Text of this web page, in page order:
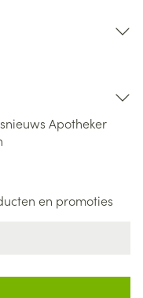
Apotheker
en promoties